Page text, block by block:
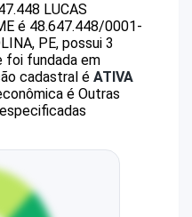
LUCAS
é 48.647.448/0001-
PE, possui 3
foi fundada em
cadastral é ATIVA
é Outras